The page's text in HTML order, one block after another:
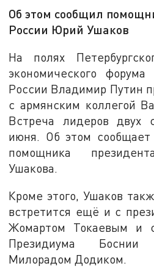
Об этом сообщил
России Юрий Ушаков
На полях
экономического
России Владимир Путин
с армянским коллегой
Встреча лидеров двух
июня. Об этом
помощника
Ушакова.
Кроме этого, Ушаков
встретится ещё и с
Жомартом Токаевым и
Президиума
Милорадом Додиком.